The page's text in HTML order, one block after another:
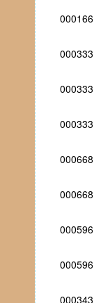
000166
000333
000333
000333
000668
000668
000596
000596
000343